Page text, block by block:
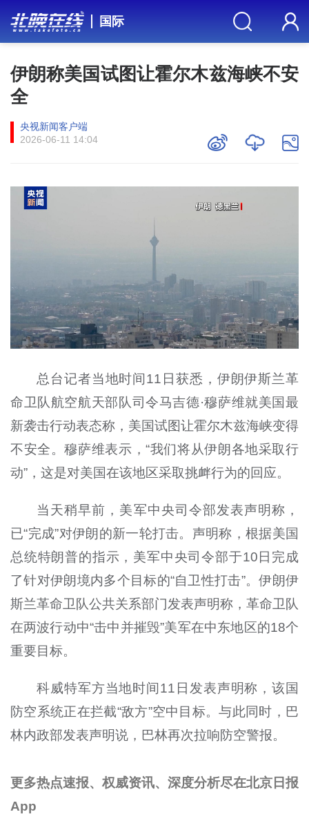
国际
伊朗称美国试图让霍尔木兹海峡不安
全
央视新闻客户端
2026-06-11 14:04
总台记者当地时间11日获悉，伊朗伊斯兰革
命卫队航空航天部队司令马吉德·穆萨维就美国最
新袭击行动表态称，美国试图让霍尔木兹海峡变得
不安全。穆萨维表示，“我们将从伊朗各地采取行
动”，这是对美国在该地区采取挑衅行为的回应。
当天稍早前，美军中央司令部发表声明称，
已“完成”对伊朗的新一轮打击。声明称，根据美国
总统特朗普的指示，美军中央司令部于10日完成
了针对伊朗境内多个目标的“自卫性打击”。伊朗伊
斯兰革命卫队公共关系部门发表声明称，革命卫队
在两波行动中“击中并摧毁”美军在中东地区的18个
重要目标。
科威特军方当地时间11日发表声明称，该国
防空系统正在拦截“敌方”空中目标。与此同时，巴
林内政部发表声明说，巴林再次拉响防空警报。
更多热点速报、权威资讯、深度分析尽在北京日报
App